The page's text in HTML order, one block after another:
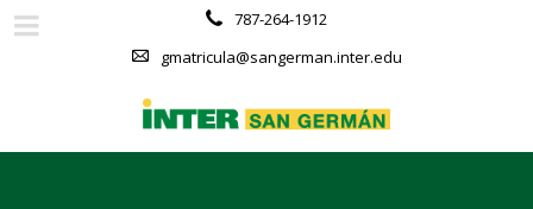
787-264-1912
gmatricula@sangerman.inter.edu